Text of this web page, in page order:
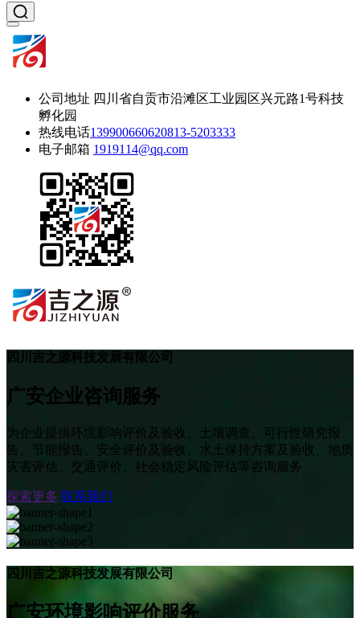
公司地址 四川省自贡市沿滩区工业园区兴元路1号科技
孵化园
热线电话139900660620813-5203333
电子邮箱 1919114@qq.com
四川吉之源科技发展有限公司
广安企业咨询服务
为企业提供环境影响评价及验收、土壤调查、可行性研究报
告、节能报告、安全评价及验收、水土保持方案及验收、地质
灾害评估、交通评价、社会稳定风险评估等咨询服务
探索更多 联系我们
四川吉之源科技发展有限公司
广安环境影响评价服务